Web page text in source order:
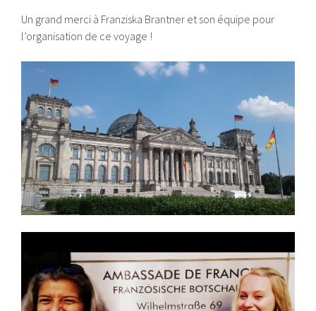
Un grand merci à Franziska Brantner et son équipe pour
l’organisation de ce voyage !